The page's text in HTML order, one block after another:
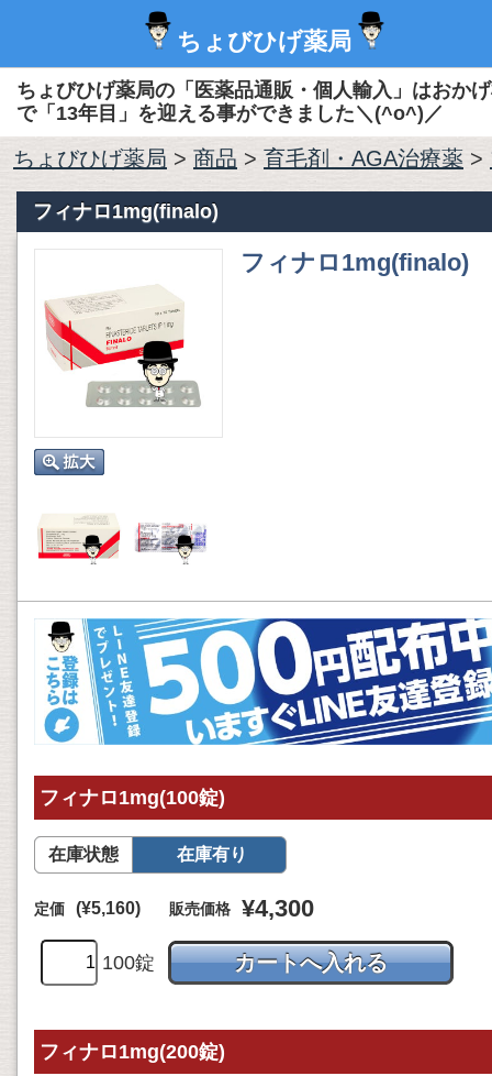
ちょびひげ薬局
ちょびひげ薬局の「医薬品通販・個人輸入」はおか
で「13年目」を迎える事ができました＼(^o^)／
ちょびひげ薬局 > 商品 > 育毛剤・AGA治療薬 >
フィナロ1mg(finalo)
フィナロ1mg(finalo)
フィナロ1mg(100錠)
在庫状態 在庫有り
定価 (¥5,160) 販売価格 ¥4,300
100錠
フィナロ1mg(200錠)